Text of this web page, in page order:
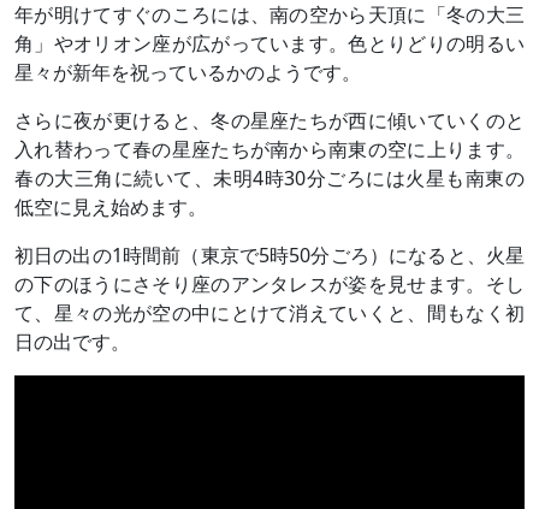
年が明けてすぐのころには、南の空から天頂に「冬の大三
角」やオリオン座が広がっています。色とりどりの明るい
星々が新年を祝っているかのようです。
さらに夜が更けると、冬の星座たちが西に傾いていくのと
入れ替わって春の星座たちが南から南東の空に上ります。
春の大三角に続いて、未明4時30分ごろには火星も南東の
低空に見え始めます。
初日の出の1時間前（東京で5時50分ごろ）になると、火星
の下のほうにさそり座のアンタレスが姿を見せます。そし
て、星々の光が空の中にとけて消えていくと、間もなく初
日の出です。